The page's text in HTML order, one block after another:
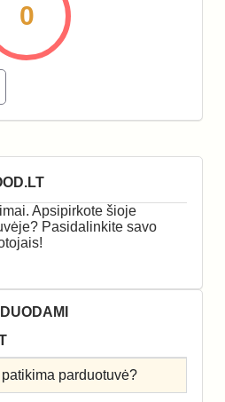
0
Apsipirkote šioje
Pasidalinkite savo
patikima parduotuvė?